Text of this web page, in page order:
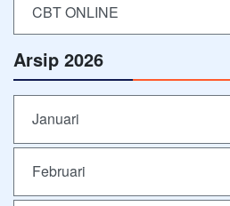
CBT ONLINE
Arsip 2026
Januari
Februari